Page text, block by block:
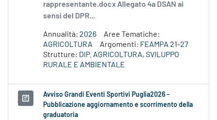
rappresentante.docx Allegato 4a DSAN ai
sensi del DPR...
Annualità: 2026
Aree Tematiche:
AGRICOLTURA
Argomenti: FEAMPA 21-27
Strutture: DIP. AGRICOLTURA, SVILUPPO
RURALE E AMBIENTALE
Avviso Grandi Eventi Sportivi Puglia2026 -
Pubblicazione aggiornamento e scorrimento della
graduatoria